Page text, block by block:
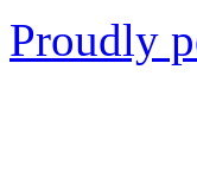
Proudly